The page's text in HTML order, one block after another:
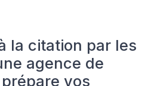
la citation par les
agence de
vos